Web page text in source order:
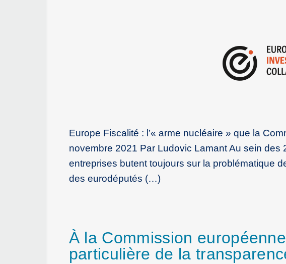
Europe Fiscalité : l’« arme nucléaire » que la
novembre 2021 Par Ludovic Lamant Au sein des
entreprises butent toujours sur la problématique
des eurodéputés (…)
À la Commission
particulière de la